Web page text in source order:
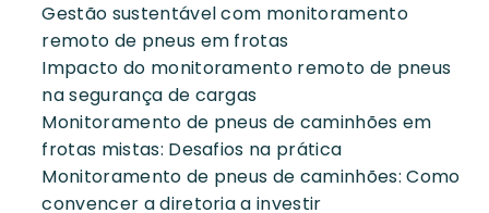
Gestão sustentável com monitoramento
remoto de pneus em frotas
Impacto do monitoramento remoto de pneus
na segurança de cargas
Monitoramento de pneus de caminhões em
frotas mistas: Desafios na prática
Monitoramento de pneus de caminhões: Como
convencer a diretoria a investir